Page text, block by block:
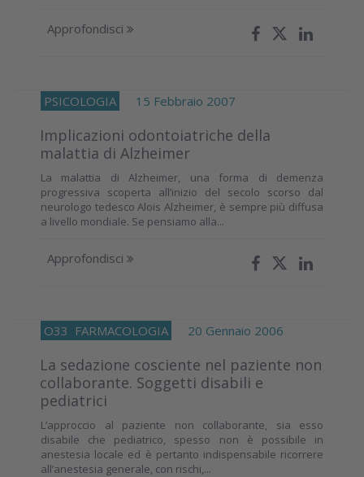
Approfondisci
PSICOLOGIA 15 Febbraio 2007
Implicazioni odontoiatriche della
malattia di Alzheimer
La malattia di Alzheimer, una forma di demenza
progressiva scoperta all’inizio del secolo scorso dal
neurologo tedesco Alois Alzheimer, è sempre più diffusa
a livello mondiale. Se pensiamo alla...
Approfondisci
O33 FARMACOLOGIA 20 Gennaio 2006
La sedazione cosciente nel paziente non
collaborante. Soggetti disabili e
pediatrici
L’approccio al paziente non collaborante, sia esso
disabile che pediatrico, spesso non è possibile in
anestesia locale ed è pertanto indispensabile ricorrere
all’anestesia generale, con rischi,...